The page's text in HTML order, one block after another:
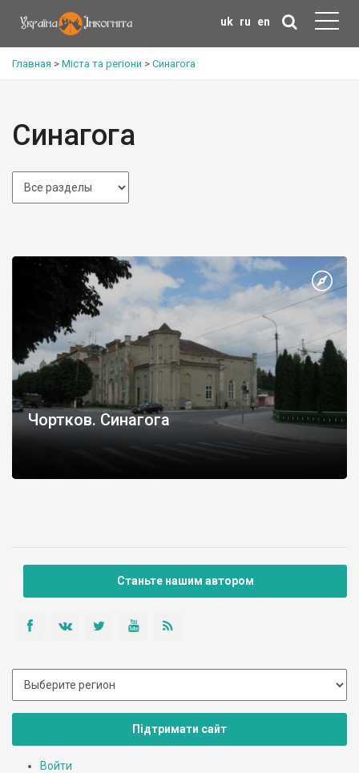
uk ru en
Главная > Міста та регіони > Синагога
Синагога
Чортков. Синагога
Станьте нашим автором
Підтримати сайт
Войти